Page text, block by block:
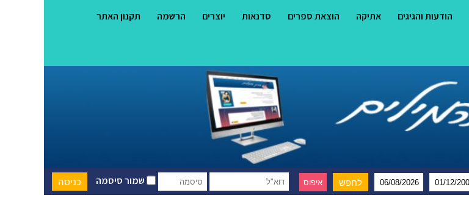
הודעות והגיגים אתיקה הוצאת ספרים סדנאות יוצרים הרשמה תקנון האתר
שמור סיסמה